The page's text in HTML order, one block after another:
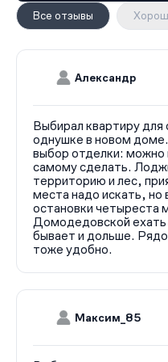
противопожарная
Транспортная
находится в 400 м от
«Домодедовская» на
расположена
откуда можно доехать
вокзала без пересадок.
«Домодедово»
Все отзывы
Александр
Выбирал квартиру для
однушке в новом
выбор отделки: можно
самому сделать.
территорию и лес,
места надо искать,
остановки четыреста
Домодедовской ехать
бывает и дольше.
тоже удобно.
Максим_85